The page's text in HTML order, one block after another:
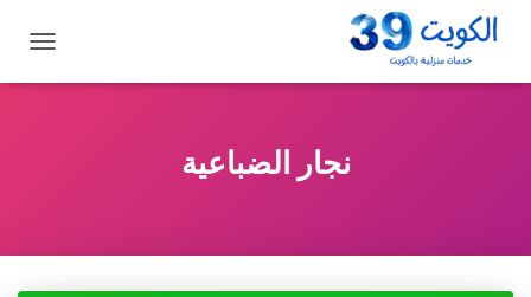
التنقل
نجار الضباعية